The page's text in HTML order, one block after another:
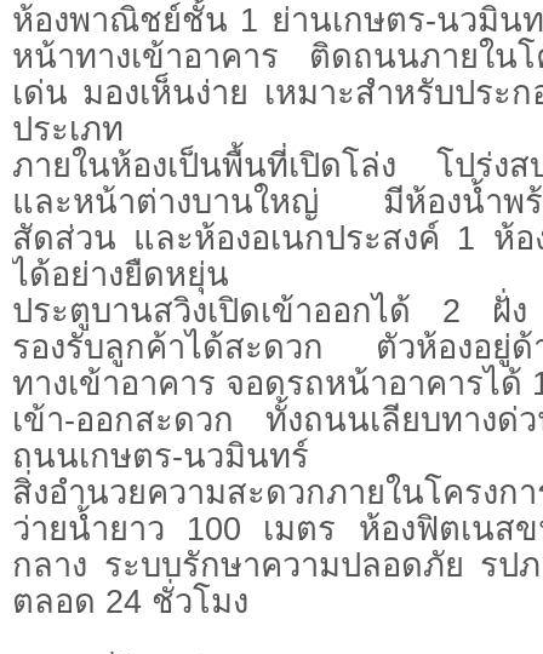
ห้องพาณิชย์ชั้น 1 ย่านเกษตร-นวมิน
หน้าทางเข้าอาคาร ติดถนนภายใน
เด่น มองเห็นง่าย เหมาะสำหรับประ
ประเภท
ภายในห้องเป็นพื้นที่เปิดโล่ง โปร่ง
และหน้าต่างบานใหญ่ มีห้องน้ำพร้
สัดส่วน และห้องอเนกประสงค์ 1 ห้อ
ได้อย่างยืดหยุ่น
ประตูบานสวิงเปิดเข้าออกได้ 2 ฝั่
รองรับลูกค้าได้สะดวก ตัวห้องอยู่ด้
ทางเข้าอาคาร จอดรถหน้าอาคารได้
เข้า-ออกสะดวก ทั้งถนนเลียบทาง
ถนนเกษตร-นวมินทร์
สิ่งอำนวยความสะดวกภายในโครง
ว่ายน้ำยาว 100 เมตร ห้องฟิตเนส
กลาง ระบบรักษาความปลอดภัย รป
ตลอด 24 ชั่วโมง